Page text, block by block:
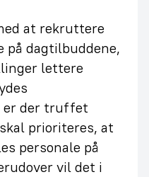
at rekruttere
på dagtilbuddene,
lettere
er der truffet
prioriteres, at
personale på
vil det i